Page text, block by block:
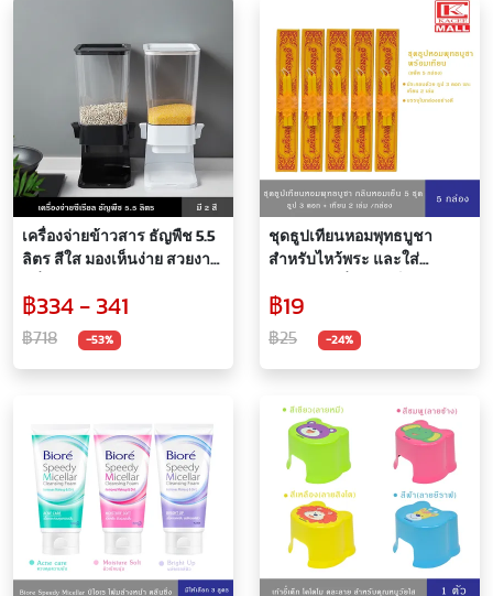
เครื่องจ่ายข้าวสาร ธัญพืช 5.5
ลิตร สีใส มองเห็นง่าย สวยงาม
คุณภาพอาหาร
฿334 - 341
฿718 -53%
ชุดธูปเทียนหอมพุทธบูชา
สำหรับไหว้พระ และใส่
฿19
฿25 -24%